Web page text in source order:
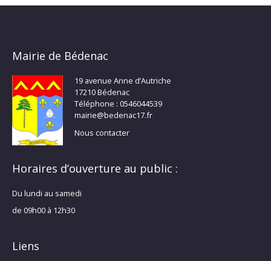
Mairie de Bédenac
19 avenue Anne d’Autriche
17210 Bédenac
Téléphone : 0546044539
mairie@bedenac17.fr
Nous contacter
Horaires d’ouverture au public :
Du lundi au samedi
de 09h00 à 12h30
Liens